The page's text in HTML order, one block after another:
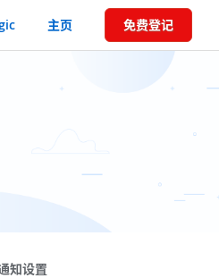
主页 免费登记
知设置